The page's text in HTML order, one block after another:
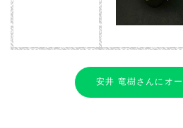
安井 竜樹さんにオ